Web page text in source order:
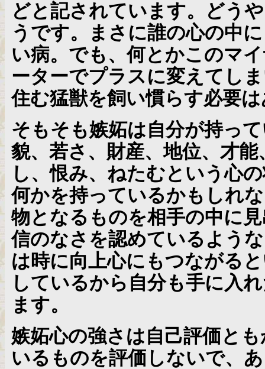
どと記されています。どう
うです。まさに誰の心の中
い病。でも、何とかこのマ
ーターでプラスに変えてし
住む猛獣を飼い慣らす必要
そもそも嫉妬は自分が持っ
貌、若さ、財産、地位、才
し、恨み、ねたむという心
何かを持っているかもしれ
物となるものを相手の中に
信のなさを認めているよう
は時に向上心にもつながる
しているから自分も手に入
ます。
嫉妬心の強さは自己評価と
いるものを評価しないで、